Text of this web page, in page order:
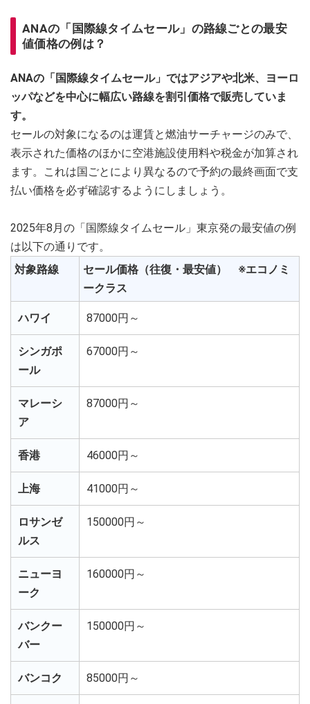
ANAの「国際線タイムセール」の路線ごとの最安
値価格の例は？
ANAの「国際線タイムセール」ではアジアや北米、ヨーロ
ッパなどを中心に幅広い路線を割引価格で販売していま
す。
セールの対象になるのは運賃と燃油サーチャージのみで、
表示された価格のほかに空港施設使用料や税金が加算され
ます。これは国ごとにより異なるので予約の最終画面で支
払い価格を必ず確認するようにしましょう。
2025年8月の「国際線タイムセール」東京発の最安値の例
は以下の通りです。
対象路線
セール価格（往復・最安値） ※エコノミ
ークラス
ハワイ 87000円～
シンガポ
ール
67000円～
マレーシ
ア
87000円～
香港 46000円～
上海 41000円～
ロサンゼ
ルス
150000円～
ニューヨ
ーク
160000円～
バンクー
バー
150000円～
バンコク 85000円～